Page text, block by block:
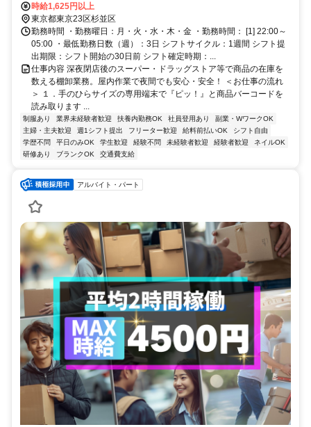
時給1,625円以上
東京都東京23区杉並区
勤務時間 ・勤務曜日：月・火・水・木・金 ・勤務時間： [1] 22:00～
05:00 ・最低勤務日数（週）：3日 シフトサイクル：1週間 シフト提
出期限：シフト開始の30日前 シフト確定時期：...
仕事内容 深夜閉店後のスーパー・ドラッグストア等で商品の在庫を
数える棚卸業務。屋内作業で夜間でも安心・安全！ ＜お仕事の流れ
＞ １．手のひらサイズの専用端末で『ピッ！』と商品バーコードを
読み取ります ...
制服あり 業界未経験者歓迎 扶養内勤務OK 社員登用あり
副業・WワークOK
主婦・主夫歓迎
週1シフト提出 フリーター歓迎 給料前払いOK
シフト自由
学歴不問
平日のみOK 学生歓迎 経験不問 未経験者歓迎 経験者歓迎
ネイルOK
研修あり
ブランクOK 交通費支給
アルバイト・パート